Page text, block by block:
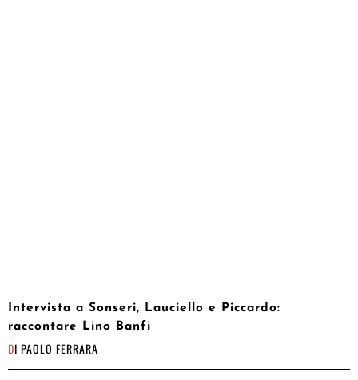
Intervista a Sonseri, Lauciello e Piccardo:
raccontare Lino Banfi
DI PAOLO FERRARA